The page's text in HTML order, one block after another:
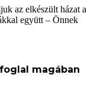
az elkészült házat a
együtt – Önnek
magában